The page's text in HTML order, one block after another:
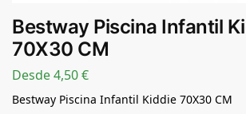
Bestway Piscina Infantil
70X30 CM
Desde4,50€
Bestway Piscina Infantil Kiddie 70X30 CM